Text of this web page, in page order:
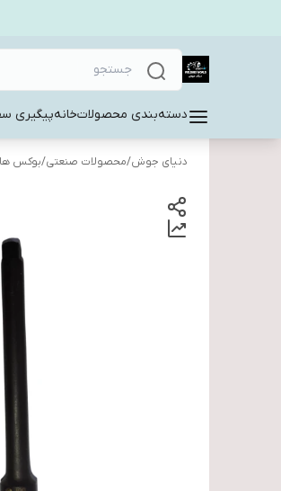
دسته‌بندی محصولاتخانهپیگیری
دنیای جوش/محصولات صنعتی/بوکس